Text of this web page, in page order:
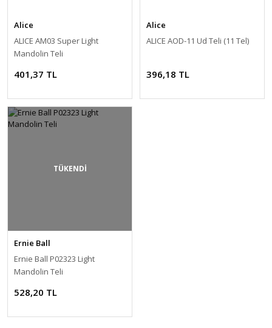
Alice
ALICE AM03 Super Light
Mandolin Teli
401,37 TL
Alice
ALICE AOD-11 Ud Teli (11 Tel)
396,18 TL
TÜKENDİ
Ernie Ball
Ernie Ball P02323 Light
Mandolin Teli
528,20 TL